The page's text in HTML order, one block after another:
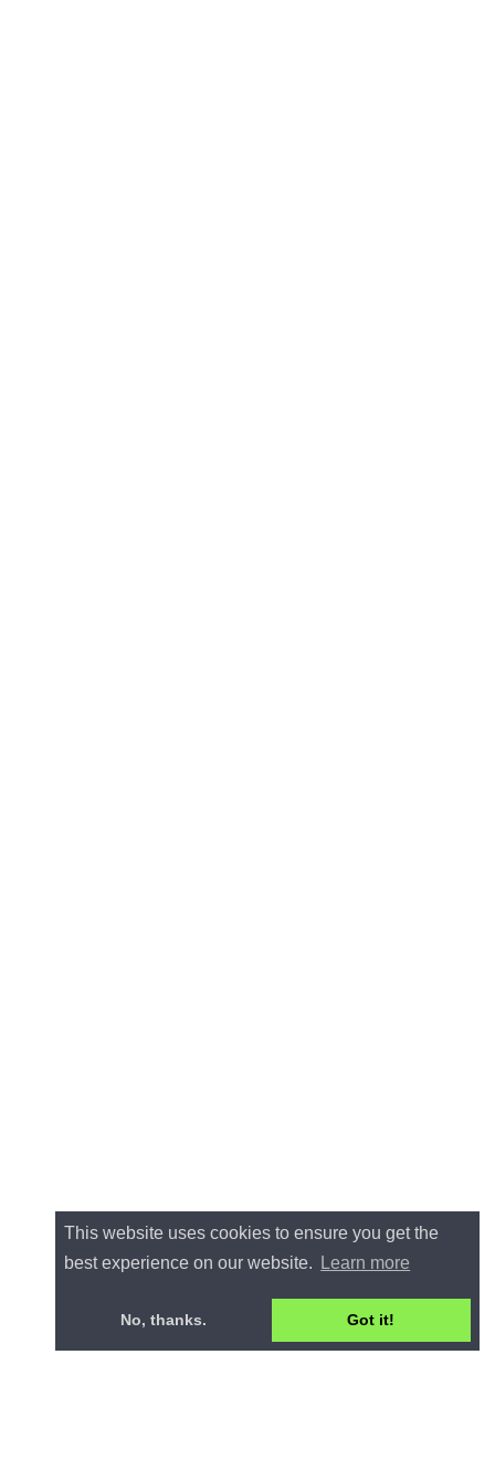
This website uses cookies to ensure you get the
best experience on our website.
Learn more
No, thanks. Got it!